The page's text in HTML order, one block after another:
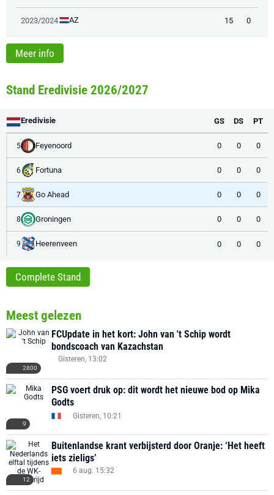
2023/2024 AZ 15 0
Meer info
Stand Eredivisie 2026/2027
Eredivisie GS DS PT
5 Feyenoord 0 0 0
6 Fortuna 0 0 0
7 Go Ahead 0 0 0
8 Groningen 0 0 0
9 Heerenveen 0 0 0
Complete Stand
Meest gelezen
2800
FCUpdate in het kort: John van 't Schip wordt
bondscoach van Kazachstan
Gisteren, 13:02
9
PSG voert druk op: dit wordt het nieuwe bod op Mika
Godts
Gisteren, 10:21
12
Buitenlandse krant verbijsterd door Oranje: ‘Het heeft
iets zieligs’
6 aug. 15:32